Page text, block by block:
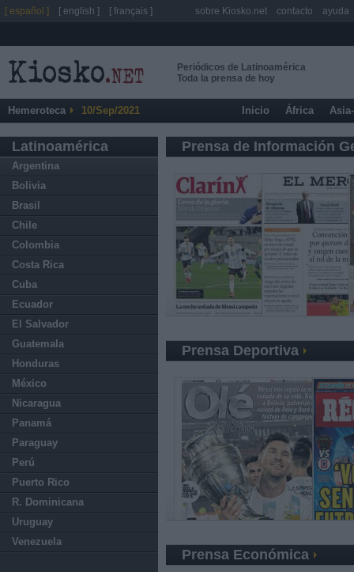
Periódicos de Latinoamérica
Toda la prensa de hoy
Hemeroteca 10/Sep/2021 Inicio África
Latinoamérica
Argentina
Bolivia
Brasil
Chile
Colombia
Costa Rica
Cuba
Ecuador
El Salvador
Guatemala
Honduras
México
Nicaragua
Panamá
Paraguay
Perú
Puerto Rico
R. Dominicana
Uruguay
Venezuela
Prensa de Información
Prensa Deportiva
Prensa Económica
[ español ] [ english ] [ français ] sobre Kiosko.net contacto ayuda